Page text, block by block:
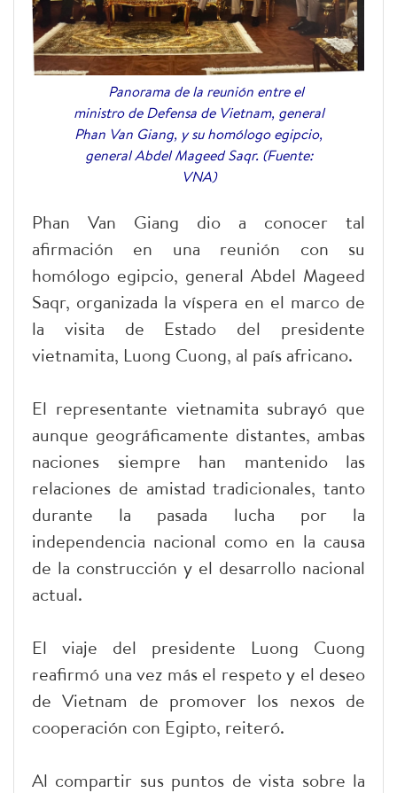
Panorama de la reunión entre el
ministro de Defensa de Vietnam, general
Phan Van Giang, y su homólogo egipcio,
general Abdel Mageed Saqr. (Fuente:
VNA)
Phan Van Giang dio a conocer tal
afirmación en una reunión con su
homólogo egipcio, general Abdel Mageed
Saqr, organizada la víspera en el marco de
la visita de Estado del presidente
vietnamita, Luong Cuong, al país africano.
El representante vietnamita subrayó que
aunque geográficamente distantes, ambas
naciones siempre han mantenido las
relaciones de amistad tradicionales, tanto
durante la pasada lucha por la
independencia nacional como en la causa
de la construcción y el desarrollo nacional
actual.
El viaje del presidente Luong Cuong
reafirmó una vez más el respeto y el deseo
de Vietnam de promover los nexos de
cooperación con Egipto, reiteró.
Al compartir sus puntos de vista sobre la